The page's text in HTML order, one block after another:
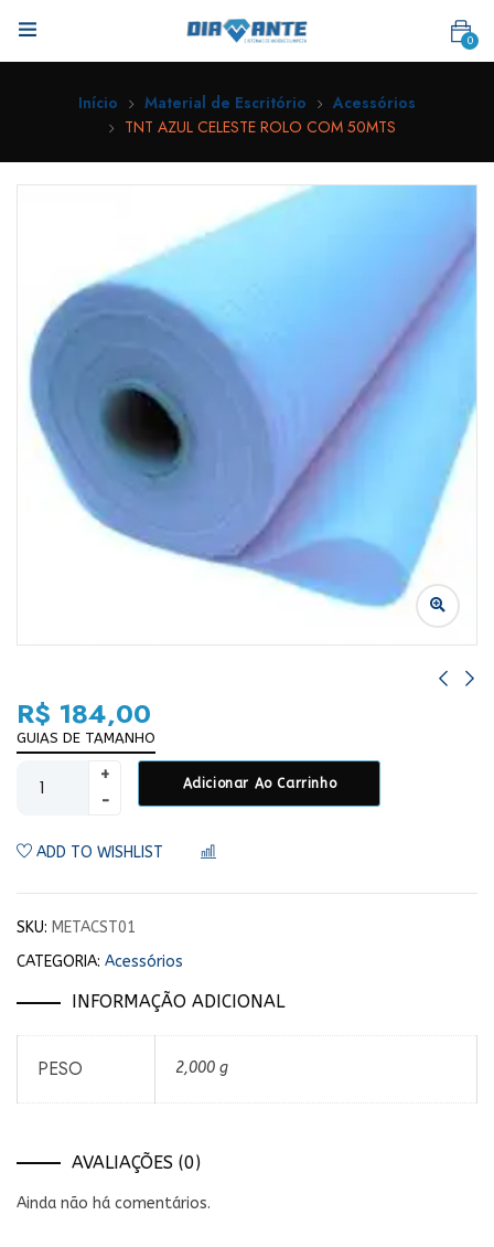
0
Início Material de Escritório
Acessórios
TNT AZUL CELESTE ROLO COM 50MTS
R$ 184,00
GUIAS DE TAMANHO
Adicionar Ao Carrinho
ADD TO WISHLIST
SKU: METACST01
CATEGORIA: Acessórios
INFORMAÇÃO ADICIONAL
PESO 2,000 g
AVALIAÇÕES (0)
Ainda não há comentários.